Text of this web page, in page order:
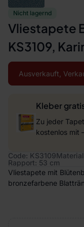
Nicht lagernd
Vliestapete
KS3109,
Ausverkauft,
Kleber
Zu jeder
kostenlos mit
Code: KS3109
Rapport: 53 cm
Vliestapete mit
bronzefarbene